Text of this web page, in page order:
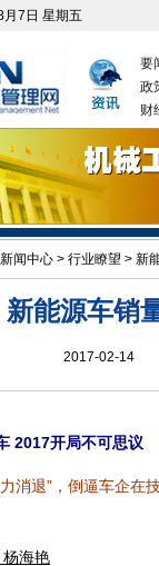
月7日 星期五
要
政
财
新闻中心 > 行业瞭望 > 新
新能源车销
2017-02-14
2017开局不可思议
消退”，倒逼车企在
海艳